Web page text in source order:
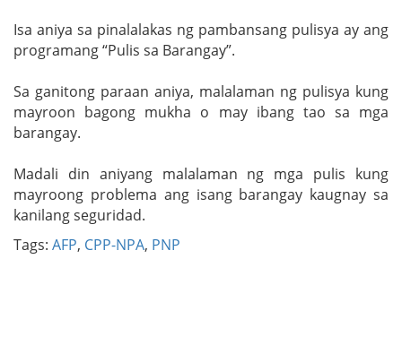
Isa aniya sa pinalalakas ng pambansang pulisya ay ang
programang “Pulis sa Barangay”.
Sa ganitong paraan aniya, malalaman ng pulisya kung
mayroon bagong mukha o may ibang tao sa mga
barangay.
Madali din aniyang malalaman ng mga pulis kung
mayroong problema ang isang barangay kaugnay sa
kanilang seguridad.
Tags: AFP, CPP-NPA, PNP